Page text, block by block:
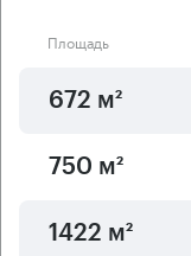
Площадь
672 м²
750 м²
1422 м²